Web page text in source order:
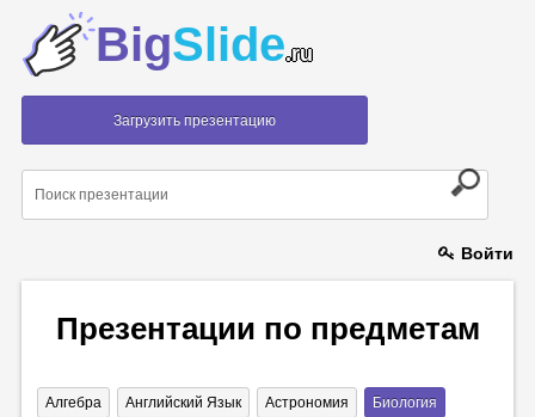
BigSlide.ru
Загрузить презентацию
Войти
Презентации по предметам
Алгебра Английский Язык Астрономия Биология